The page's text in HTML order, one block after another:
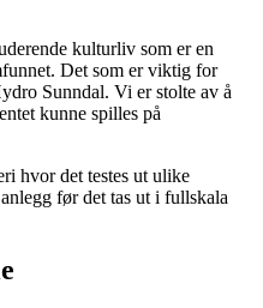
kulturliv som er en
Det som er viktig for
Sunndal. Vi er stolte av å
kunne spilles på
hvor det testes ut ulike
før det tas ut i fullskala